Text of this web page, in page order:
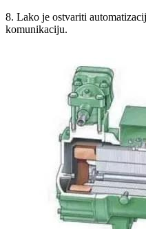
8. Lako je ostvariti
komunikaciju.